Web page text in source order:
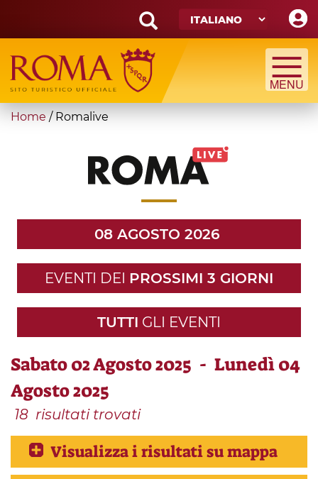
main
content
Search
form
Cerca
You
Home / Romalive
08 AGOSTO 2026
EVENTI DEI PROSSIMI 3 GIORNI
TUTTI GLI EVENTI
Sabato 02 Agosto 2025 - Lunedì 04
Agosto 2025
18 risultati trovati
Visualizza i risultati su mappa